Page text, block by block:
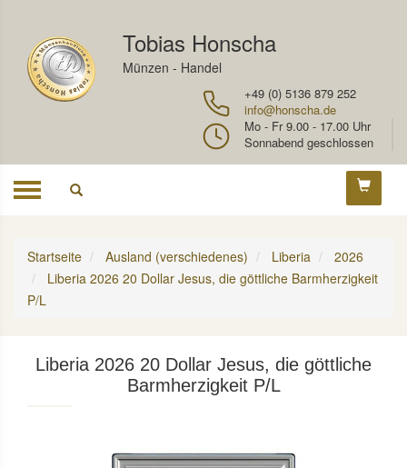
Tobias Honscha
Münzen - Handel
+49 (0) 5136 879 252
info@honscha.de
Mo - Fr 9.00 - 17.00 Uhr
Sonnabend geschlossen
Toggle
Startseite Ausland (verschiedenes) Liberia
2026
Liberia 2026 20 Dollar Jesus, die göttliche Barmherzigkeit
P/L
Liberia 2026 20 Dollar Jesus, die göttliche
Barmherzigkeit P/L